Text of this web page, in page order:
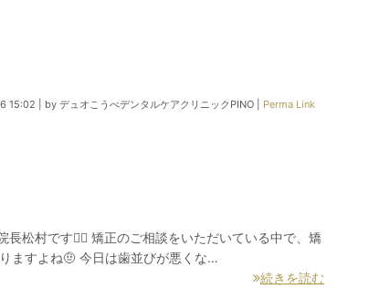
15:02 by デュオこうべデンタルケアクリニックPINO| Perma Link
松村です👩‍⚕️ 矯正のご相談をいただいている中で、矯
ますよね🤨 今日は歯並びが悪くな…
続きを読む